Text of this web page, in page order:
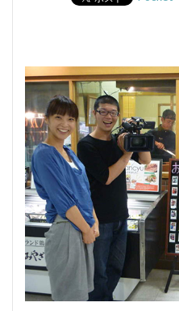
子豚
魚肉ソ
無菌包装
サワーハム
グルテン
コラーゲン
混合プレスハム
コンビ
サイドベーコン
在来種
サウザンホットソーセージ
カントリースタイル
酸
食塩
充填機 食中
食肉加工品
食肉食鳥
ボジョレー
ウォータ
サイレントカッター
く